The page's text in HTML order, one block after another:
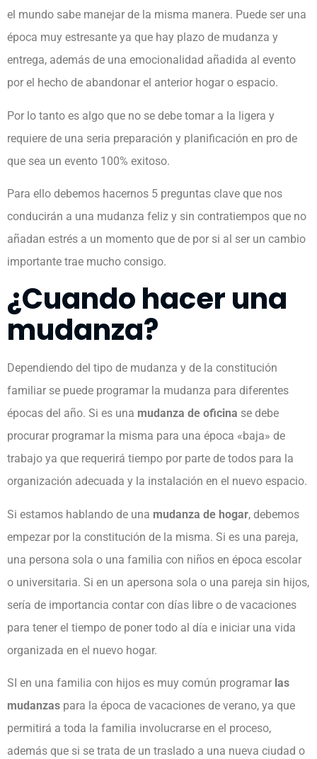
el mundo sabe manejar de la misma manera. Puede ser una
época muy estresante ya que hay plazo de mudanza y
entrega, además de una emocionalidad añadida al evento
por el hecho de abandonar el anterior hogar o espacio.
Por lo tanto es algo que no se debe tomar a la ligera y
requiere de una seria preparación y planificación en pro de
que sea un evento 100% exitoso.
Para ello debemos hacernos 5 preguntas clave que nos
conducirán a una mudanza feliz y sin contratiempos que no
añadan estrés a un momento que de por si al ser un cambio
importante trae mucho consigo.
¿Cuando hacer una
mudanza?
Dependiendo del tipo de mudanza y de la constitución
familiar se puede programar la mudanza para diferentes
épocas del año. Si es una mudanza de oficina se debe
procurar programar la misma para una época «baja» de
trabajo ya que requerirá tiempo por parte de todos para la
organización adecuada y la instalación en el nuevo espacio.
Si estamos hablando de una mudanza de hogar, debemos
empezar por la constitución de la misma. Si es una pareja,
una persona sola o una familia con niños en época escolar
o universitaria. Si en un apersona sola o una pareja sin hijos,
sería de importancia contar con días libre o de vacaciones
para tener el tiempo de poner todo al día e iniciar una vida
organizada en el nuevo hogar.
SI en una familia con hijos es muy común programar las
mudanzas para la época de vacaciones de verano, ya que
permitirá a toda la familia involucrarse en el proceso,
además que si se trata de un traslado a una nueva ciudad o